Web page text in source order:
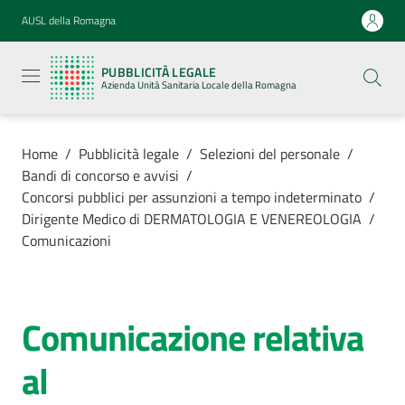
Vai al contenuto
Vai alla navigazione
Vai al footer
AUSL della Romagna
PUBBLICITÀ LEGALE
Azienda Unità Sanitaria Locale della Romagna
legale
Azienda
Unità
Locale della
Azienda
Luoghi di
cura
Home / Pubblicità legale / Selezioni del personale /
Bandi di concorso e avvisi /
Concorsi pubblici per assunzioni a tempo indeterminato /
Dirigente Medico di DERMATOLOGIA E VENEREOLOGIA /
Comunicazioni
Comunicazione relativa
al